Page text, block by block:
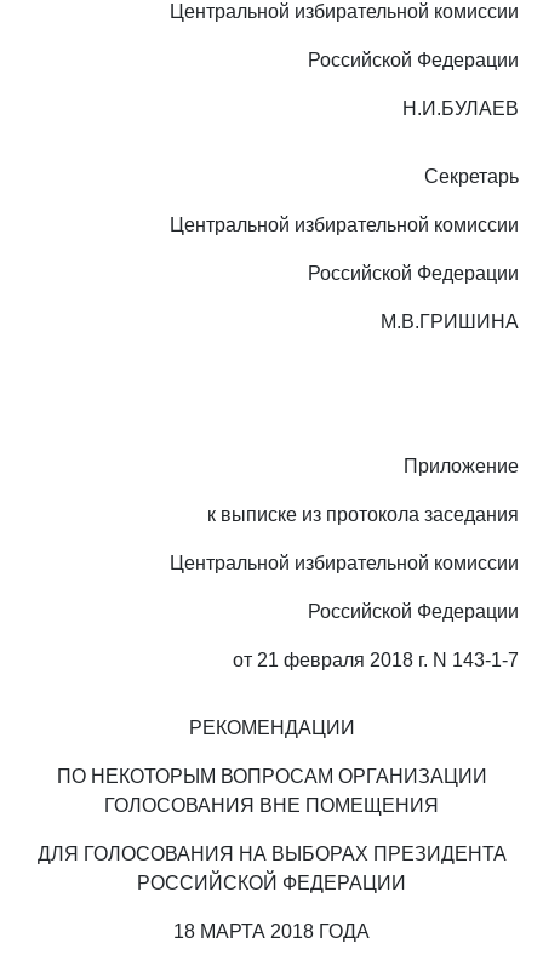
Центральной избирательной комиссии
Российской Федерации
Н.И.БУЛАЕВ
Секретарь
Центральной избирательной комиссии
Российской Федерации
М.В.ГРИШИНА
Приложение
к выписке из протокола заседания
Центральной избирательной комиссии
Российской Федерации
от 21 февраля 2018 г. N 143-1-7
РЕКОМЕНДАЦИИ
ПО НЕКОТОРЫМ ВОПРОСАМ ОРГАНИЗАЦИИ
ГОЛОСОВАНИЯ ВНЕ ПОМЕЩЕНИЯ
ДЛЯ ГОЛОСОВАНИЯ НА ВЫБОРАХ ПРЕЗИДЕНТА
РОССИЙСКОЙ ФЕДЕРАЦИИ
18 МАРТА 2018 ГОДА